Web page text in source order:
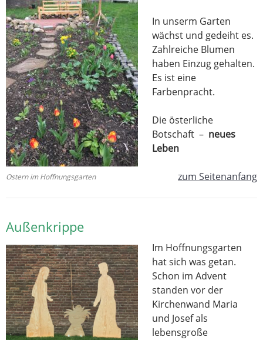
Ostern im Hoffnungsgarten
In unserm Garten
wächst und gedeiht es.
Zahlreiche Blumen
haben Einzug gehalten.
Es ist eine
Farbenpracht.
Die österliche
Botschaft – neues
Leben
zum Seitenanfang
Außenkrippe
Im Hoffnungsgarten
hat sich was getan.
Schon im Advent
standen vor der
Kirchenwand Maria
und Josef als
lebensgroße